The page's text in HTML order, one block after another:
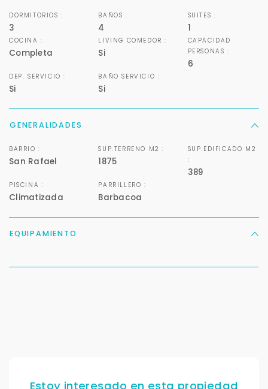
DORMITORIOS :
3
BAÑOS :
4
SUITES :
1
COCINA :
Completa
LIVING COMEDOR :
Si
CAPACIDAD
PERSONAS :
6
DEP. SERVICIO :
Si
BAÑO SERVICIO :
Si
GENERALIDADES
BARRIO :
San Rafael
SUP.TERRENO M2 :
1875
SUP.EDIFICADO M2
:
389
PISCINA :
Climatizada
PARRILLERO :
Barbacoa
EQUIPAMIENTO
Estoy interesado en esta propiedad